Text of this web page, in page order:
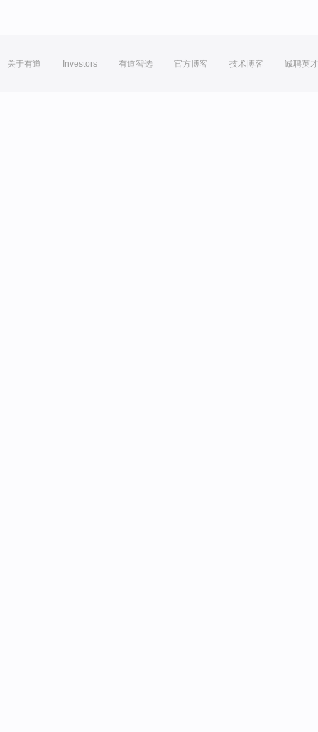
关于有道 Investors 有道智选 官方博客 技术博客 诚聘英才